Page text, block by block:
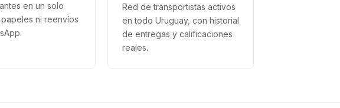
en un solo
papeles ni reenvíos
Red de transportistas activos
en todo Uruguay, con historial
de entregas y calificaciones
reales.